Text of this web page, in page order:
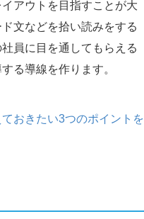
アウトを目指すことが大
文などを拾い読みをする
員に目を通してもらえる
る導線を作ります。
おきたい3つのポイントを